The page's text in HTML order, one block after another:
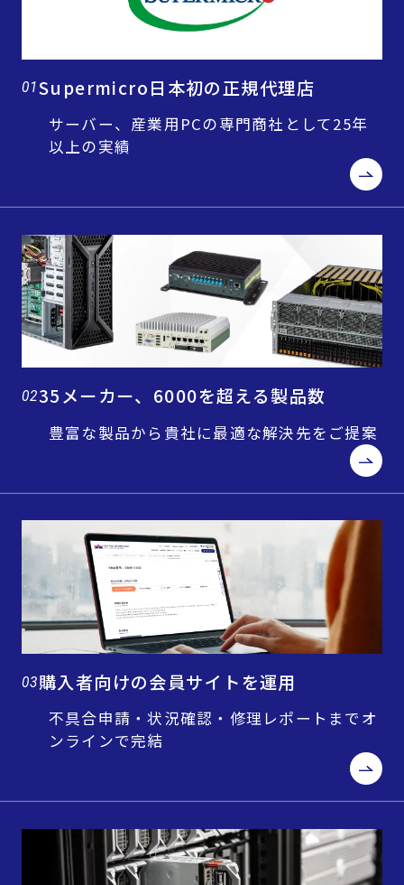
01Supermicro日本初の正規代理店
サーバー、産業用PCの専門商社として25年
以上の実績
0235メーカー、6000を超える製品数
豊富な製品から貴社に最適な解決先をご提案
03購入者向けの会員サイトを運用
不具合申請・状況確認・修理レポートまでオ
ンラインで完結